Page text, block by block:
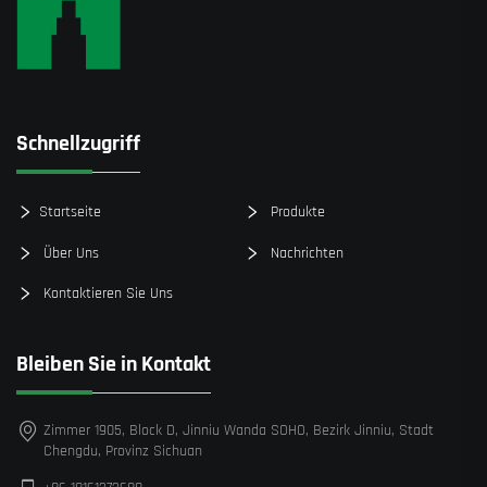
Schnellzugriff
Startseite Produkte
Über Uns Nachrichten
Kontaktieren Sie Uns
Bleiben Sie in Kontakt
Zimmer 1905, Block D, Jinniu Wanda SOHO, Bezirk Jinniu, Stadt
Chengdu, Provinz Sichuan